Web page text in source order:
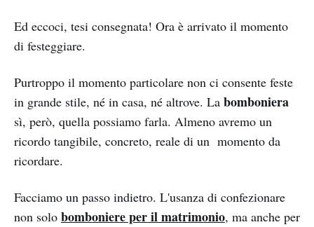
Ed eccoci, tesi consegnata! Ora è arrivato il momento
di festeggiare.
Purtroppo il momento particolare non ci consente feste
in grande stile, né in casa, né altrove. La bomboniera
sì, però, quella possiamo farla. Almeno avremo un
ricordo tangibile, concreto, reale di un momento da
ricordare.
Facciamo un passo indietro. L'usanza di confezionare
non solo bomboniere per il matrimonio, ma anche per